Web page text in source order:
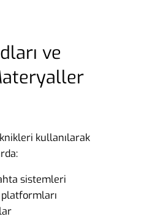
ve
kullanılarak
sistemleri